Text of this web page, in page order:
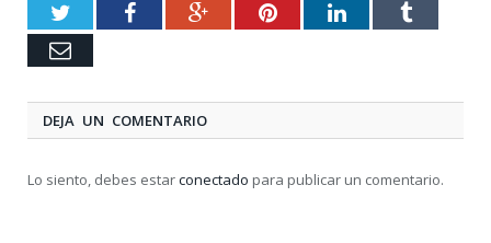
TwitterFacebookGoogle+PinterestLinkedInTumblr
Email
DEJA UN COMENTARIO
Lo siento, debes estarconectado para publicar un comentario.